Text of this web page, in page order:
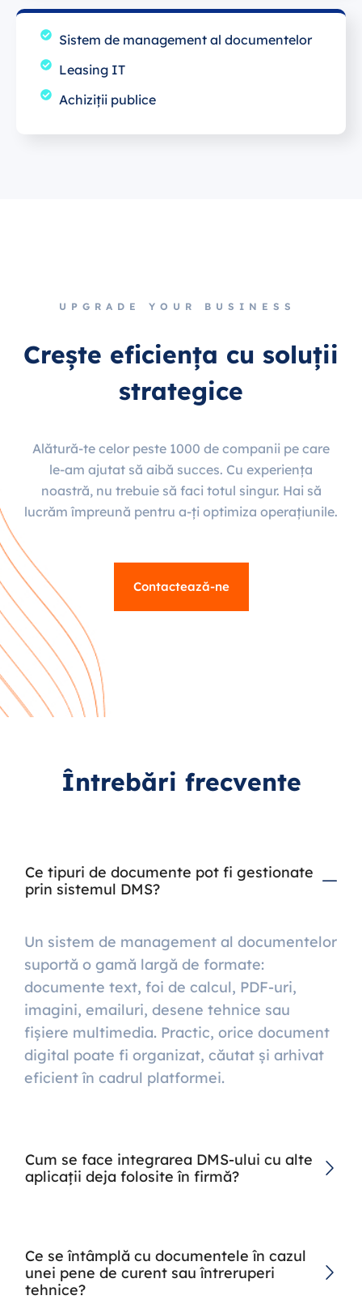
Sistem de management al documentelor
Leasing IT
Achiziții publice
UPGRADE YOUR BUSINESS
Crește eficiența cu soluții
strategice
Alătură-te celor peste 1000 de companii pe care
le-am ajutat să aibă succes. Cu experiența
noastră, nu trebuie să faci totul singur. Hai să
lucrăm împreună pentru a-ți optimiza operațiunile.
Contactează-ne
Întrebări frecvente
Ce tipuri de documente pot fi gestionate
prin sistemul DMS?
Un sistem de management al documentelor
suportă o gamă largă de formate:
documente text, foi de calcul, PDF-uri,
imagini, emailuri, desene tehnice sau
fișiere multimedia. Practic, orice document
digital poate fi organizat, căutat și arhivat
eficient în cadrul platformei.
Cum se face integrarea DMS-ului cu alte
aplicații deja folosite în firmă?
Ce se întâmplă cu documentele în cazul
unei pene de curent sau întreruperi
tehnice?